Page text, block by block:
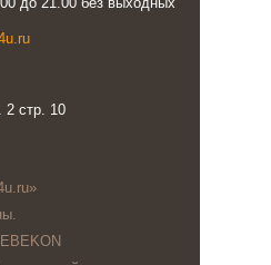
до 21.00 без выходных
2 стр. 10